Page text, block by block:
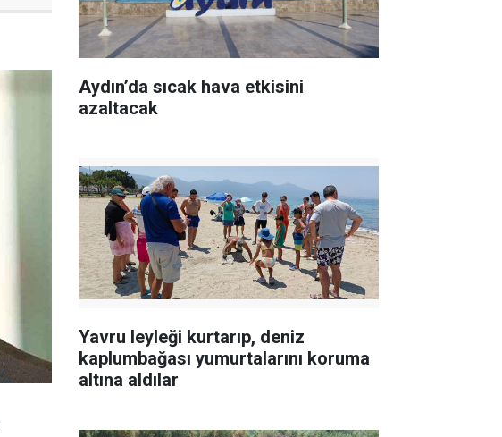
Aydın’da sıcak hava etkisini
azaltacak
Yavru leyleği kurtarıp, deniz
kaplumbağası yumurtalarını koruma
altına aldılar